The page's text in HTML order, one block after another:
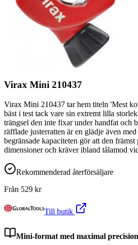
Virax Mini 210437
Virax Mini 210437 tar hem titeln 'Mest
bäst i test tack vare sin extremt lilla
trängsel den inte fixar under handfat och
räfflade justerratten är en glädje även
begränsade kapaciteten gör att den främst
dimensioner och kräver ibland tålamod
Rekommenderad återförsäljare
Från 529 kr
Till butik
Mini-format med maximal